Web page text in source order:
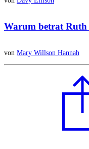
Warum betrat Ruth
von Mary Willson Hannah